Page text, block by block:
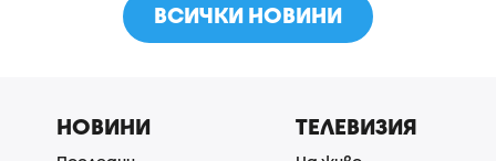
ВСИЧКИ НОВИНИ
НОВИНИ ТЕЛЕВИЗИЯ